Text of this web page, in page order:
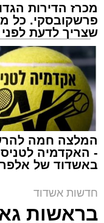
הר במאיר לוגסי. א'
מנהל האתר / 22:41 10.08.26
בימים אלה, כל עם
מכרז הדירות
פרשקובסקי. כל
שצריך לדעת לפני
שמגישים הצעה
באשדוד
המלצה חמה
- האקדמיה לטניס
באשדוד של
חדשות אשדוד
בראשות